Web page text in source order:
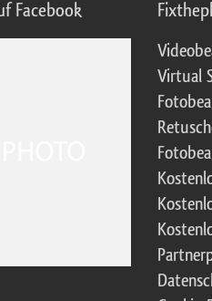
Facebook
Virtual